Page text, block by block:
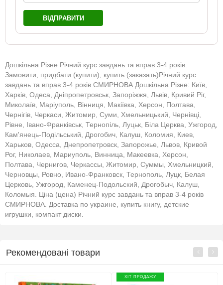
ВІДПРАВИТИ
Дошкільна Різне Річний курс завдань та вправ 3-4 років.
Замовити, придбати (купити), купить (заказать)Річний курс
завдань та вправ 3-4 років СМИРНОВА Дошкільна Різне: Київ,
Харків, Одеса, Дніпропетровськ, Запоріжжя, Львів, Кривий Ріг,
Миколаїв, Маріуполь, Вінниця, Макіївка, Херсон, Полтава,
Чернігів, Черкаси, Житомир, Суми, Хмельницький, Чернівці,
Рівне, Івано-Франківськ, Тернопіль, Луцьк, Біла Церква, Ужгород,
Кам'янець-Подільський, Дрогобич, Калуш, Коломия, Киев,
Харьков, Одесса, Днепропетровск, Запорожье, Львов, Кривой
Рог, Николаев, Мариуполь, Винница, Макеевка, Херсон,
Полтава, Чернигов, Черкассы, Житомир, Суммы, Хмельницкий,
Черновцы, Ровно, Ивано-Франковск, Тернополь, Луцк, Белая
Церковь, Ужгород, Каменец-Подольский, Дрогобыч, Калуш,
Коломыя. Ціна (цена) Річний курс завдань та вправ 3-4 років
СМИРНОВА. Доставка по украине, купить книгу, детские
игрушки, компакт диски.
Рекомендовані товари
ХІТ ПРОДАЖУ